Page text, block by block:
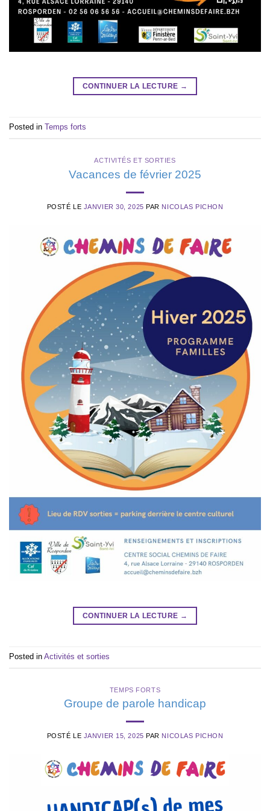
CONTINUER LA LECTURE →
Posted in Temps forts
ACTIVITÉS ET SORTIES
Vacances de février 2025
POSTÉ LE JANVIER 30, 2025 PAR NICOLAS PICHON
CONTINUER LA LECTURE →
Posted in Activités et sorties
TEMPS FORTS
Groupe de parole handicap
POSTÉ LE JANVIER 15, 2025 PAR NICOLAS PICHON